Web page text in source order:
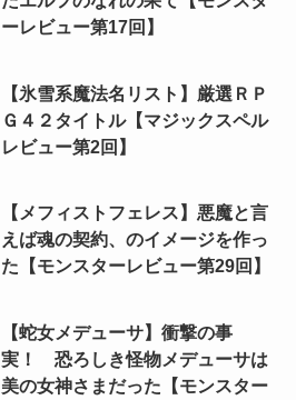
ーレビュー第17回】
【氷雪系魔法名リスト】厳選ＲＰ
Ｇ４２タイトル【マジックスペル
レビュー第2回】
【メフィストフェレス】悪魔と言
えば魂の契約、のイメージを作っ
た【モンスターレビュー第29回】
【蛇女メデューサ】衝撃の事
実！ 恐ろしき怪物メデューサは
美の女神さまだった【モンスター